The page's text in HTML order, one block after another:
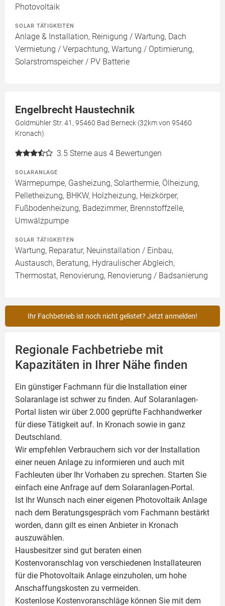
Photovoltaik
SOLAR TÄTIGKEITEN
Anlage & Installation, Reinigung / Wartung, Dach
Vermietung / Verpachtung, Wartung / Optimierung,
Solarstromspeicher / PV Batterie
Engelbrecht Haustechnik
Goldmühler Str. 41, 95460 Bad Berneck (32km von 95460
Kronach)
3.5 Sterne aus 4 Bewertungen
SOLARANLAGE
Wärmepumpe, Gasheizung, Solarthermie, Ölheizung,
Pelletheizung, BHKW, Holzheizung, Heizkörper,
Fußbodenheizung, Badezimmer, Brennstoffzelle,
Umwälzpumpe
SOLAR TÄTIGKEITEN
Wartung, Reparatur, Neuinstallation / Einbau,
Austausch, Beratung, Hydraulischer Abgleich,
Thermostat, Renovierung, Renovierung / Badsanierung
Ihr Fachbetrieb ist noch nicht gelistet? Jetzt anmelden!
Regionale Fachbetriebe mit
Kapazitäten in Ihrer Nähe finden
Ein günstiger Fachmann für die Installation einer
Solaranlage ist schwer zu finden. Auf Solaranlagen-
Portal listen wir über 2.000 geprüfte Fachhandwerker
für diese Tätigkeit auf. In Kronach sowie in ganz
Deutschland.
Wir empfehlen Verbrauchern sich vor der Installation
einer neuen Anlage zu informieren und auch mit
Fachleuten über Ihr Vorhaben zu sprechen. Starten Sie
einfach eine Anfrage auf dem Solaranlagen-Portal.
Ist Ihr Wunsch nach einer eigenen Photovoltaik Anlage
nach dem Beratungsgespräch vom Fachmann bestärkt
worden, dann gilt es einen Anbieter in Kronach
auszuwählen.
Hausbesitzer sind gut beraten einen
Kostenvoranschlag von verschiedenen Installateuren
für die Photovoltaik Anlage einzuholen, um hohe
Anschaffungskosten zu vermeiden.
Kostenlose Kostenvoranschläge können Sie mit dem